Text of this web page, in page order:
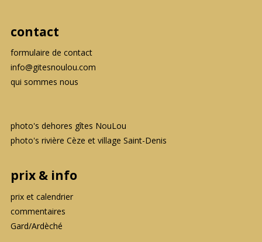
contact
formulaire de contact
info@gitesnoulou.com
qui sommes nous
photo's dehores gîtes NouLou
photo's rivière Cèze et village Saint-Denis
prix & info
prix et calendrier
commentaires
Gard/Ardèché